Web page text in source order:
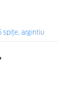
spiţe, argintiu